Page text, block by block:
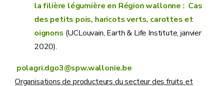
la filière légumière en Région wallonne : Cas
des petits pois, haricots verts, carottes et
oignons (UCLouvain, Earth & Life Institute, janvier
2020).
polagri.dgo3@spw.wallonie.be
Organisations de producteurs du secteur des fruits et